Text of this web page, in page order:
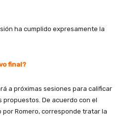
ha cumplido expresamente la
final?
a próximas sesiones para calificar
De acuerdo con el
Romero, corresponde tratar la